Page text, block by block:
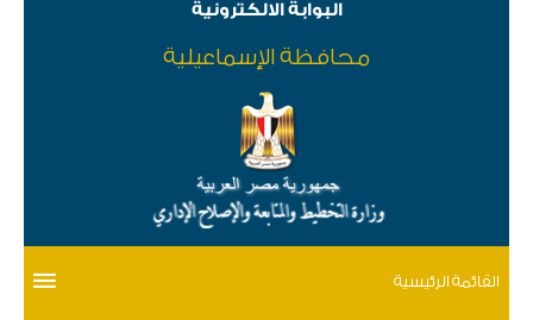
البوابة الالكترونية
محافظة الإسماعيلية
القائمة الرئيسية